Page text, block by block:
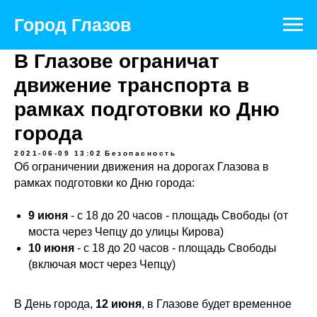
Город Глазов
В Глазове ограничат
движение транспорта в
рамках подготовки ко Дню
города
2021-06-09 13:02 Безопасность
Об ограничении движения на дорогах Глазова в
рамках подготовки ко Дню города:
9 июня - с 18 до 20 часов - площадь Свободы (от
моста через Чепцу до улицы Кирова)
10 июня - с 18 до 20 часов - площадь Свободы
(включая мост через Чепцу)
В День города, 12 июня, в Глазове будет временное